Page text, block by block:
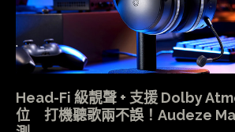
Head-Fi 級靚聲 + 支援 Dolby
位 打機聽歌兩不誤！Audeze